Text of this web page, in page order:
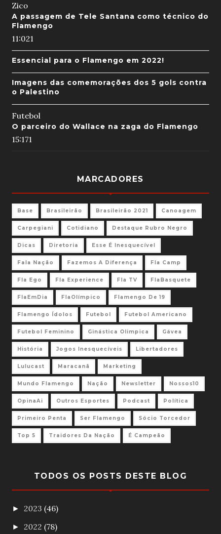
Zico
A passagem de Tele Santana como técnico do
Flamengo
11:021
Essencial para o Flamengo em 2022!
Imagens das comemorações dos 5 gols contra
o Palestino
Futebol
O parceiro do Wallace na zaga do Flamengo
15:171
MARCADORES
Base Brasileirão Brasileirão 2021 Canoagem
Carpegiani Cotidiano Destaque Rubro Negro
Dicas Diretoria Esse É Inesquecível
Fala Nação Fazemos A Diferença Fla Camp
Fla Ego Fla Experience Fla TV FlaBasquete
FlaEmDia FlaOlímpico Flamengo De 19
Flamengo Ídolos Futebol Futebol Americano
Futebol Feminino Ginástica Olimpica Gávea
História Jogos Inesquecíveis Libertadores
Lulucast Maracanã Marketing
Mundo Flamengo Nação Newsletter Nossos10
OpinaAi Outros Esportes Podcast Política
Primeiro Penta Ser Flamengo Sócio Torcedor
Top 5 Traidores Da Nação É Campeão
TODOS OS POSTS DESTE BLOG
► 2023 (46)
► 2022 (78)